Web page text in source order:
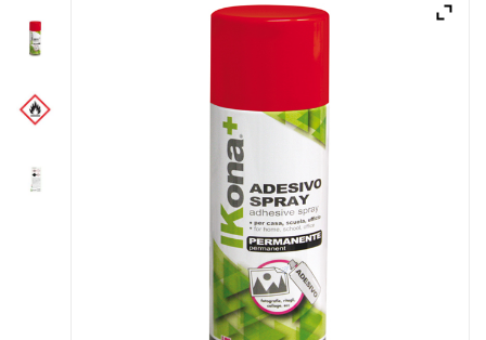
ORDINI